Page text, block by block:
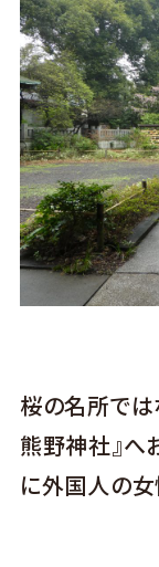
桜の名所では
熊野神社』へ
に外国人の女